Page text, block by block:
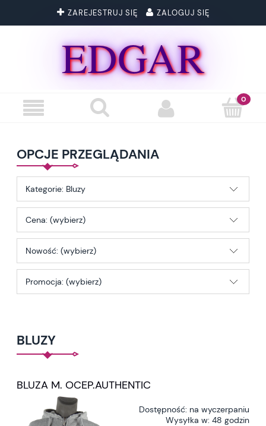
ZAREJESTRUJ SIĘ ZALOGUJ SIĘ
EDGAR
OPCJE PRZEGLĄDANIA
Kategorie: Bluzy
Cena: (wybierz)
Nowość: (wybierz)
Promocja: (wybierz)
BLUZY
BLUZA M. OCEP.AUTHENTIC
Dostępność: na wyczerpaniu
Wysyłka w: 48 godzin